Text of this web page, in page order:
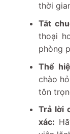
thời
Tắt
thoại
phòng
Thể
chào
tôn
Trả lời
xác: